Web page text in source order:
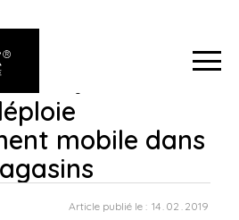
déploie l’encaissement mobile
mobile dans
Article publié le : 14. 02 . 2019